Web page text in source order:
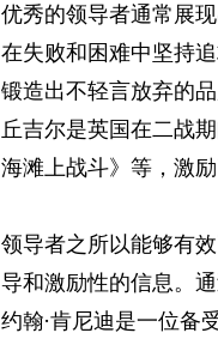
优秀的领导者通常展
在失败和困难中坚持
锻造出不轻言放弃的品
丘吉尔是英国在二战
海滩上战斗》等，激励
领导者之所以能够有
导和激励性的信息。
约翰·肯尼迪是一位备